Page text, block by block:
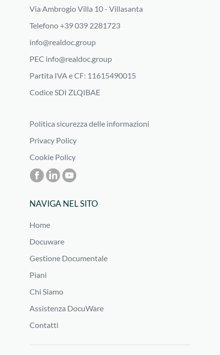
Via Ambrogio Villa 10 - Villasanta
Telefono +39 039 2281723
info@realdoc.group
PEC info@realdoc.group
Partita IVA e CF: 11615490015
Codice SDI ZLQIBAE
Politica sicurezza delle informazioni
Privacy Policy
Cookie Policy
NAVIGA NEL SITO
Home
Docuware
Gestione Documentale
Piani
Chi Siamo
Assistenza DocuWare
Contatti